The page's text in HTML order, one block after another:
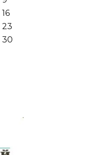
16
23
30